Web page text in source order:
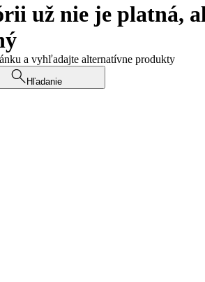
už nie je platná,
a vyhľadajte alternatívne produkty
Hľadanie